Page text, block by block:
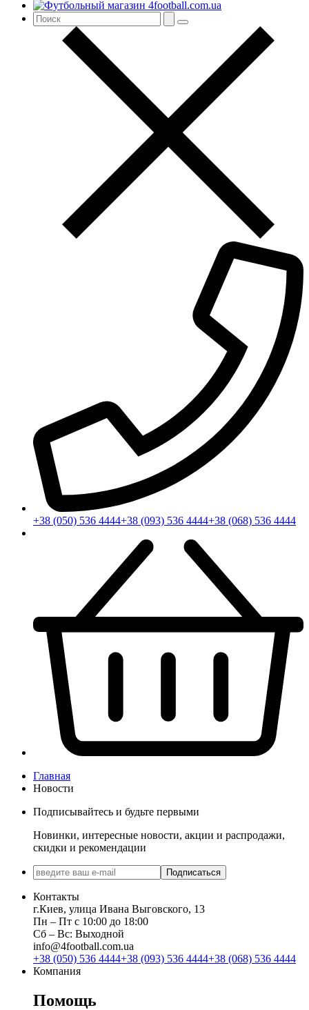
+38 (050) 536 4444+38 (093) 536 4444+38 (068) 536 4444
Главная
Новости
Подписывайтесь и будьте первыми
Новинки, интересные новости, акции и распродажи,
скидки и рекомендации
Подписаться
Контакты
г.Киев, улица Ивана Выговского, 13
Пн ‒ Пт с 10:00 до 18:00
Сб ‒ Вс: Выходной
info@4football.com.ua
+38 (050) 536 4444+38 (093) 536 4444+38 (068) 536 4444
Компания
Помощь